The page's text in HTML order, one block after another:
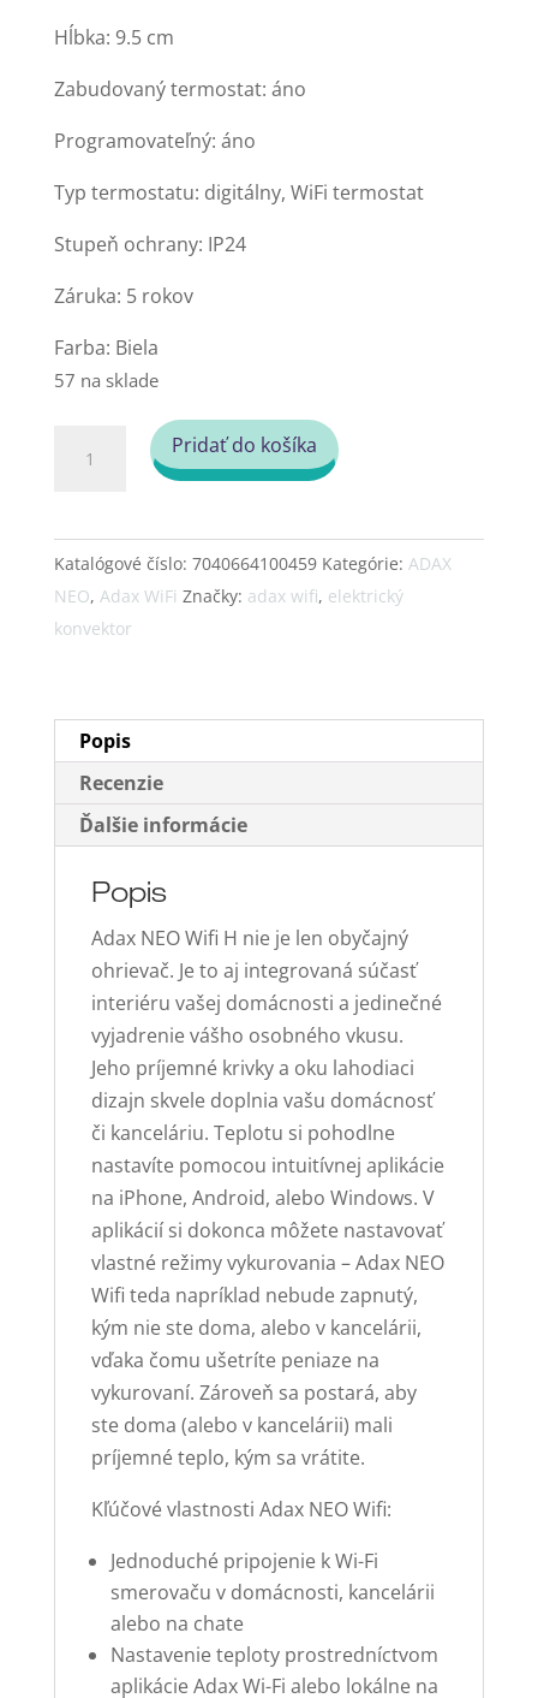
Hĺbka: 9.5 cm
Zabudovaný termostat: áno
Programovateľný: áno
Typ termostatu: digitálny, WiFi termostat
Stupeň ochrany: IP24
Záruka: 5 rokov
Farba: Biela
57 na sklade
Adax
Wifi
“H“
elektrický
konvektor
Pridať do košíka
Katalógové číslo: 7040664100459 Kategórie: ADAX
NEO, Adax WiFi Značky: adax wifi, elektrický
konvektor
Popis
Recenzie
Ďalšie informácie
Popis
Adax NEO Wifi H nie je len obyčajný
ohrievač. Je to aj integrovaná súčasť
interiéru vašej domácnosti a jedinečné
vyjadrenie vášho osobného vkusu.
Jeho príjemné krivky a oku lahodiaci
dizajn skvele doplnia vašu domácnosť
či kanceláriu. Teplotu si pohodlne
nastavíte pomocou intuitívnej aplikácie
na iPhone, Android, alebo Windows. V
aplikácií si dokonca môžete nastavovať
vlastné režimy vykurovania – Adax NEO
Wifi teda napríklad nebude zapnutý,
kým nie ste doma, alebo v kancelárii,
vďaka čomu ušetríte peniaze na
vykurovaní. Zároveň sa postará, aby
ste doma (alebo v kancelárii) mali
príjemné teplo, kým sa vrátite.
Kľúčové vlastnosti Adax NEO Wifi:
Jednoduché pripojenie k Wi-Fi
smerovaču v domácnosti, kancelárii
alebo na chate
Nastavenie teploty prostredníctvom
aplikácie Adax Wi-Fi alebo lokálne na